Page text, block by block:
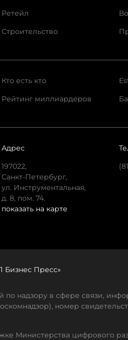
Ретейл
Строительство
Кто есть кто
Рейтинг миллиардеров
Адрес
197022,
Санкт-Петербург,
ул. Инструментальная,
д. 8, пом. 74.
показать на карте
Бизнес Пресс»
надзору в сфере связи,
номер
Министерства цифрового